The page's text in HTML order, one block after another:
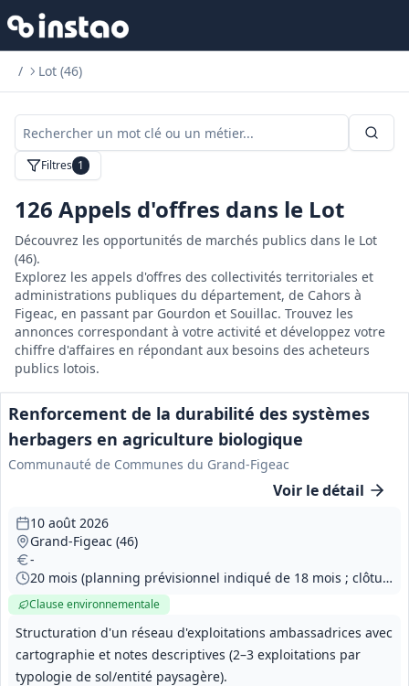
/ Lot (46)
Filtres 1
126 Appels d'offres dans le Lot
Découvrez les opportunités de marchés publics dans le Lot
(46).
Explorez les appels d'offres des collectivités territoriales et
administrations publiques du département, de Cahors à
Figeac, en passant par Gourdon et Souillac. Trouvez les
annonces correspondant à votre activité et développez votre
chiffre d'affaires en répondant aux besoins des acheteurs
publics lotois.
Renforcement de la durabilité des systèmes
herbagers en agriculture biologique
Communauté de Communes du Grand-Figeac
Voir le détail
Structuration d'un réseau d'exploitations ambassadrices avec
cartographie et notes descriptives (2–3 exploitations par
typologie de sol/entité paysagère).
10 août 2026
Grand-Figeac (46)
-
20 mois (planning prévisionnel indiqué de 18 mois ; clôture visée au 30/04/2028)
Clause environnementale